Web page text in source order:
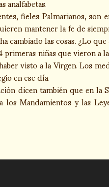
fieles Palmarianos,
mantener la fe de
cambiado las cosas. ¿Lo
niñas que vieron
visto a la Virgen. Los
en ese día.
dicen también que en la
Mandamientos y las